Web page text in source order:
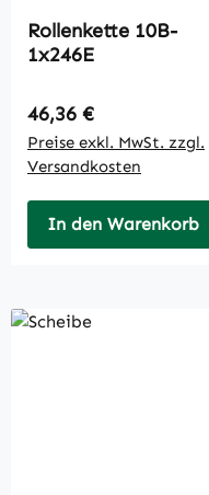
Rollenkette 10B-
1x246E
Regulärer Preis:
46,36 €
Preise exkl. MwSt. zzgl.
Versandkosten
In den Warenkorb